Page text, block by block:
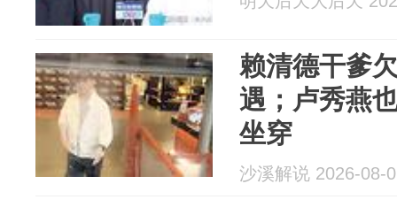
赖清德干爹
遇；卢秀燕
坐穿
沙溪解说 2026-08-